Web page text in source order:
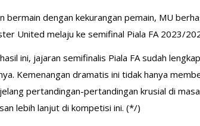
bermain dengan kekurangan pemain, MU
United melaju ke semifinal Piala FA 2023/
ini, jajaran semifinalis Piala FA sudah
Kemenangan dramatis ini tidak hanya
pertandingan-pertandingan krusial di
lebih lanjut di kompetisi ini. (*/)